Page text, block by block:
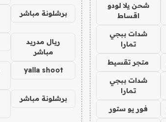
شحن يلا لودو
اقساط
شدات ببجي
تمارا
متجر تقسيط
شدات ببجي
تمارا
فور يو ستور
برشلونة مباشر
ريال مدريد
مباشر
yalla shoot
برشلونة مباشر